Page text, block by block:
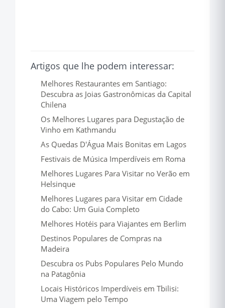
Artigos que lhe podem interessar:
Melhores Restaurantes em Santiago:
Descubra as Joias Gastronômicas da Capital
Chilena
Os Melhores Lugares para Degustação de
Vinho em Kathmandu
As Quedas D'Água Mais Bonitas em Lagos
Festivais de Música Imperdíveis em Roma
Melhores Lugares Para Visitar no Verão em
Helsinque
Melhores Lugares para Visitar em Cidade
do Cabo: Um Guia Completo
Melhores Hotéis para Viajantes em Berlim
Destinos Populares de Compras na
Madeira
Descubra os Pubs Populares Pelo Mundo
na Patagônia
Locais Históricos Imperdíveis em Tbilisi:
Uma Viagem pelo Tempo